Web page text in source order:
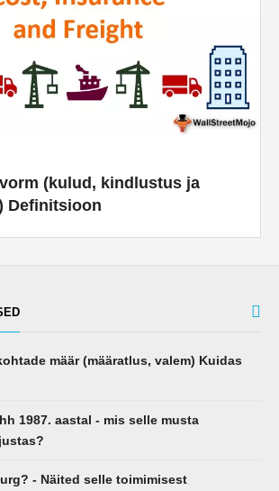
(kulud, kindlustus ja
Definitsioon
määr (määratlus, valem) Kuidas
1987. aastal - mis selle musta
- Näited selle toimimisest